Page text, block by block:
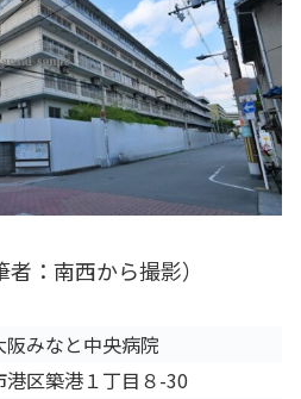
：南西から撮影）
阪みなと中央病院
港区築港１丁目８-30